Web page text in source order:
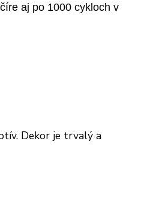
aj po 1000 cykloch v
Dekor je trvalý a